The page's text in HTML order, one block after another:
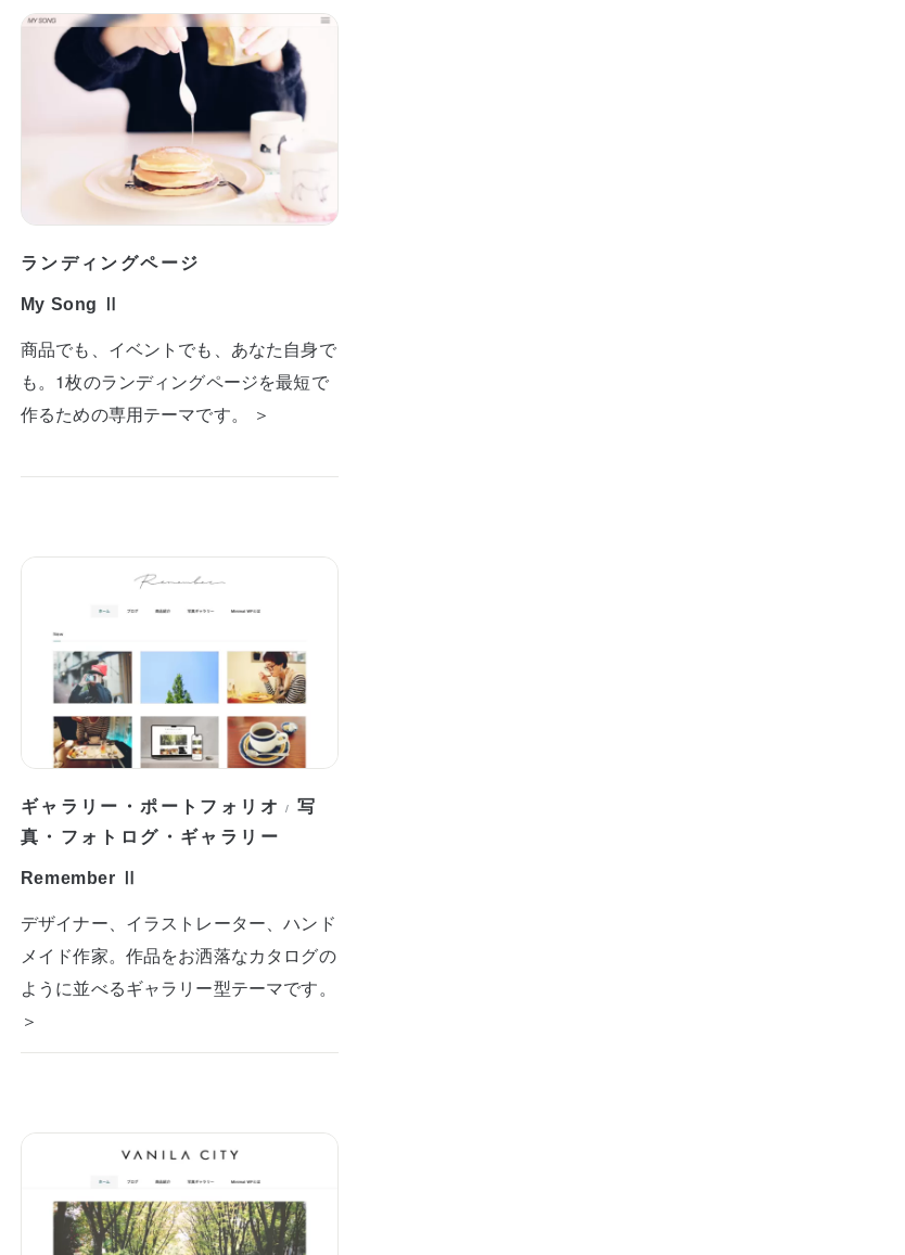
ランディングページ
My Song Ⅱ
商品でも、イベントでも、あなた自身で
も。1枚のランディングページを最短で
作るための専用テーマです。 ＞
ギャラリー・ポートフォリオ /写
真・フォトログ・ギャラリー
Remember Ⅱ
デザイナー、イラストレーター、ハンド
メイド作家。作品をお洒落なカタログの
ように並べるギャラリー型テーマです。
＞